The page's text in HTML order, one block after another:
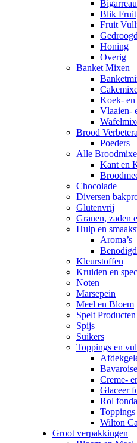
Blik Fruit
Fruit
Honing
Overig
Banket Mixen
Koek-
Vlaaien-
Brood
Poeders
Alle
Kant en
Chocolade
Diversen
Glutenvrij
Granen, zaden
Hulp en
Aroma’s
Kleurstoffen
Kruiden en
Noten
Marsepein
Meel en Bloem
Spelt Producten
Spijs
Suikers
Toppings en
Creme-
Glaceer
Rol
Wilton
Groot verpakkingen